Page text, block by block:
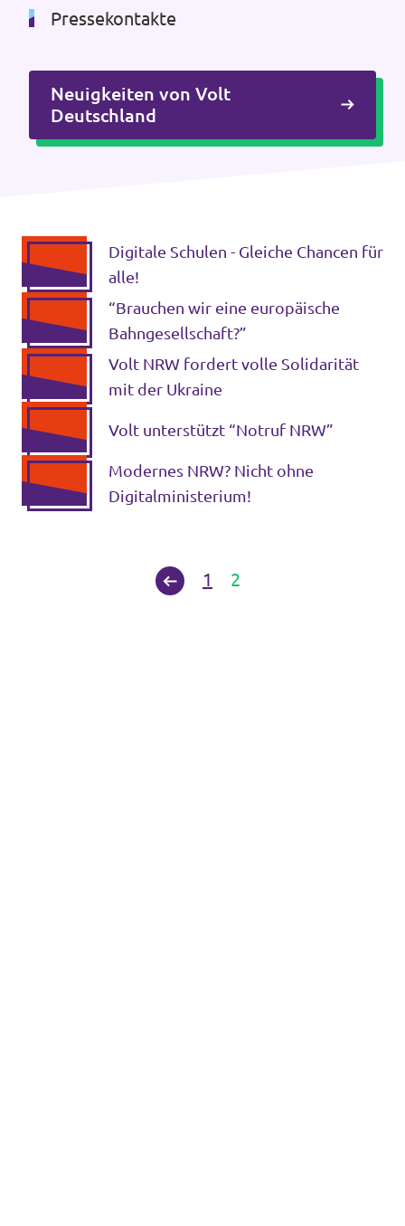
Digitale Schulen - Gleiche Chancen für
alle!
“Brauchen wir eine europäische
Bahngesellschaft?”
Volt NRW fordert volle Solidarität
mit der Ukraine
Volt unterstützt “Notruf NRW”
Modernes NRW? Nicht ohne
Digitalministerium!
Pressekontakte
Neuigkeiten von Volt
Deutschland
1 2